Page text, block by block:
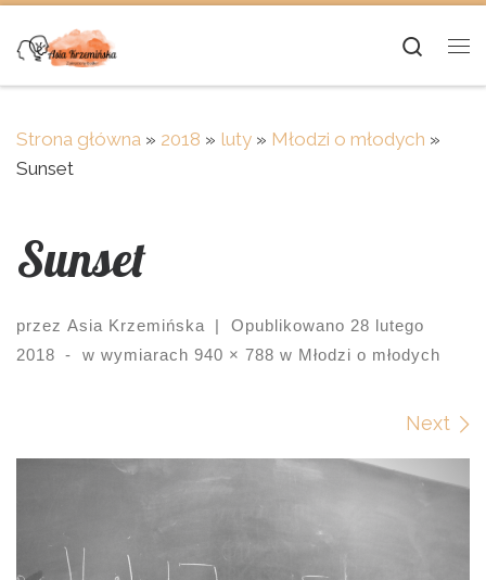
Skip to content
Strona główna » 2018 » luty » Młodzi o młodych »
Sunset
Sunset
przez Asia Krzemińska | Opublikowano 28 lutego
2018
- w wymiarach 940 × 788 w Młodzi o młodych
Next